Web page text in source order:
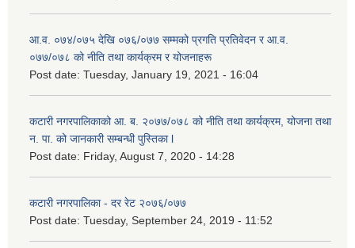
आ.व. ०७४/०७५ देखि ०७६/०७७ सम्मको प्रगति प्रतिवेदन र आ.व.
०७७/०७८ को नीति तथा कार्यक्रम र योजनाहरू
Post date: Tuesday, January 19, 2021 - 16:04
कटारी नगरपालिकाको आ. ब. २०७७/०७८ को नीति तथा कार्यक्रम, योजना तथा
न. पा. को जानकारी सम्बन्धी पुस्तिका l
Post date: Friday, August 7, 2020 - 14:28
कटारी नगरपालिका - दर रेट २०७६/०७७
Post date: Tuesday, September 24, 2019 - 11:52